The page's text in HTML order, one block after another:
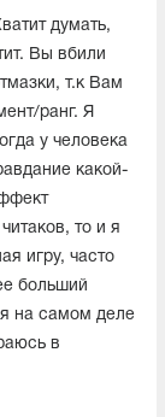
думать,
Вы вбили
т.к Вам
ранг. Я
у человека
какой-
то и я
игру, часто
больший
на самом деле
в